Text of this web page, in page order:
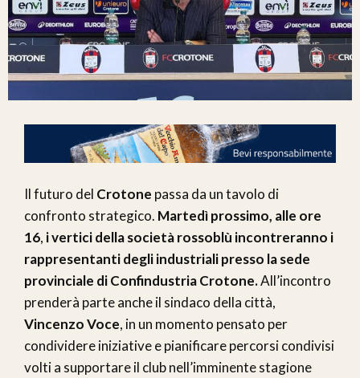
Il futuro del Crotone passa da un tavolo di
confronto strategico. Martedì prossimo, alle ore
16, i vertici della società rossoblù incontreranno i
rappresentanti degli industriali presso la sede
provinciale di Confindustria Crotone.All’incontro
prenderà parte anche il sindaco della città,
Vincenzo Voce, in un momento pensato per
condividere iniziative e pianificare percorsi condivisi
volti a supportare il club nell’imminente stagione